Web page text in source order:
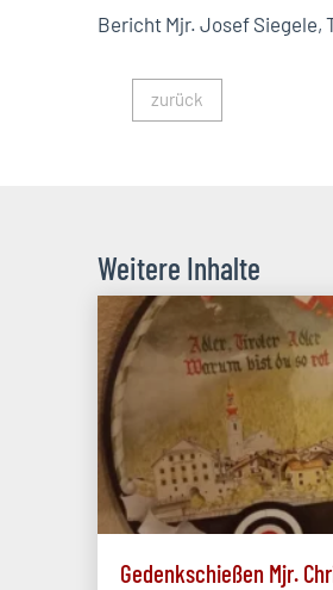
Bericht Mjr. Josef Siegele,
zurück
Weitere Inhalte
Gedenkschießen Mjr.